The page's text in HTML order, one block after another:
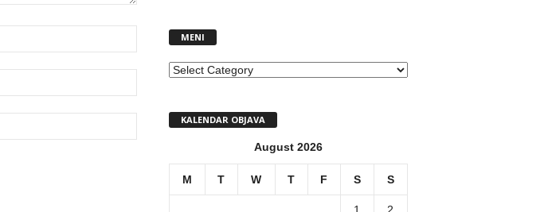
MENI
MENI
KALENDAR OBJAVA
August 2026
M T W T F S S
1 2